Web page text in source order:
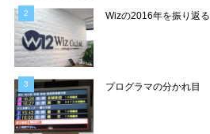
Wizの2016年を振り返る
プログラマの分かれ目